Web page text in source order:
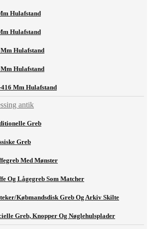
Hulafstand
Hulafstand
Mm Hulafstand
Mm Hulafstand
416 Mm Hulafstand
antik
Greb
Greb
Med Mønster
Og Lågegreb Som Matcher
købmandsdisk Greb Og Arkiv Skilte
Greb, Knopper Og Nøglehulsplader